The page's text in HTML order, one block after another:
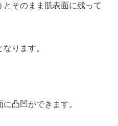
そのまま肌表面に残って
なります。
凸凹ができます。